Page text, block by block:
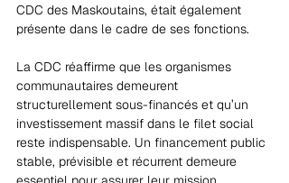
CDC des Maskoutains, était également
présente dans le cadre de ses fonctions.
La CDC réaffirme que les organismes
communautaires demeurent
structurellement sous-financés et qu’un
investissement massif dans le filet social
reste indispensable. Un financement public
stable, prévisible et récurrent demeure